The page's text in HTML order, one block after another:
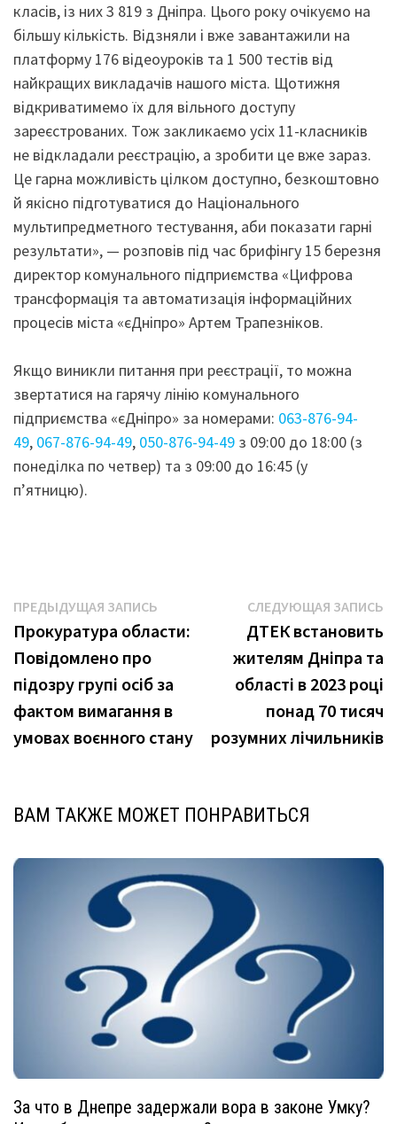
класів, із них 3 819 з Дніпра. Цього року очікуємо на
більшу кількість. Відзняли і вже завантажили на
платформу 176 відеоуроків та 1 500 тестів від
найкращих викладачів нашого міста. Щотижня
відкриватимемо їх для вільного доступу
зареєстрованих. Тож закликаємо усіх 11-класників
не відкладали реєстрацію, а зробити це вже зараз.
Це гарна можливість цілком доступно, безкоштовно
й якісно підготуватися до Національного
мультипредметного тестування, аби показати гарні
результати», — розповів під час брифінгу 15 березня
директор комунального підприємства «Цифрова
трансформація та автоматизація інформаційних
процесів міста «єДніпро» Артем Трапезніков.
Якщо виникли питання при реєстрації, то можна
звертатися на гарячу лінію комунального
підприємства «єДніпро» за номерами: 063-876-94-
49, 067-876-94-49, 050-876-94-49 з 09:00 до 18:00 (з
понеділка по четвер) та з 09:00 до 16:45 (у
п’ятницю).
Навигация
по
записям
ПРЕДЫДУЩАЯ ЗАПИСЬ
запись:
Прокуратура области:
Повідомлено про
підозру групі осіб за
фактом вимагання в
умовах воєнного стану
СЛЕДУЮЩАЯ ЗАПИСЬ
ДТЕК встановить
жителям Дніпра та
області в 2023 році
понад 70 тисяч
розумних лічильників
ВАМ ТАКЖЕ МОЖЕТ ПОНРАВИТЬСЯ
За что в Днепре задержали вора в законе Умку?